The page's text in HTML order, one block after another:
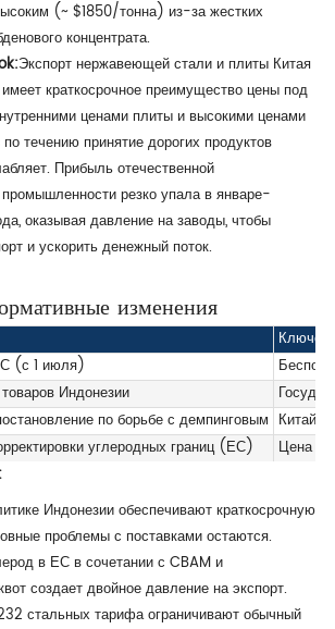
(~ $1850/тонна) из-за жестких
концентрата.
Экспорт нержавеющей стали и плиты Китая
краткосрочное преимущество цены под
ценами плиты и высокими ценами
по течению принятие дорогих продуктов
Прибыль отечественной
резко упала в январе-
оказывая давление на заводы, чтобы
и ускорить денежный поток.
изменения
(с 1 июля)
Индонезии
по борьбе с демпинговым Китай,
углеродных границ (ЕС)
Цена
Индонезии обеспечивают краткосрочную
проблемы с поставками остаются.
в ЕС в сочетании с CBAM и
создает двойное давление на экспорт.
стальных тарифа ограничивают обычный